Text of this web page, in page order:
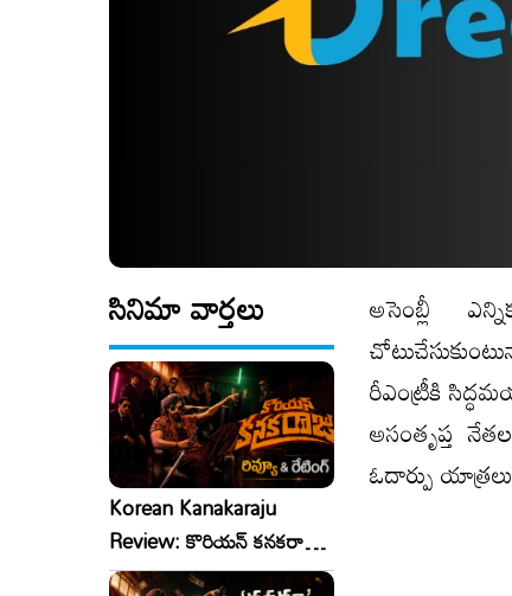
సినిమా వార్తలు
Korean Kanakaraju
Review: కొరియన్ కనకరాజు
రివ్యూ & రేటింగ్!
అసెంబ్లీ
రీఎంట్రీకి
అసంతృప్త
ఓదార్పు